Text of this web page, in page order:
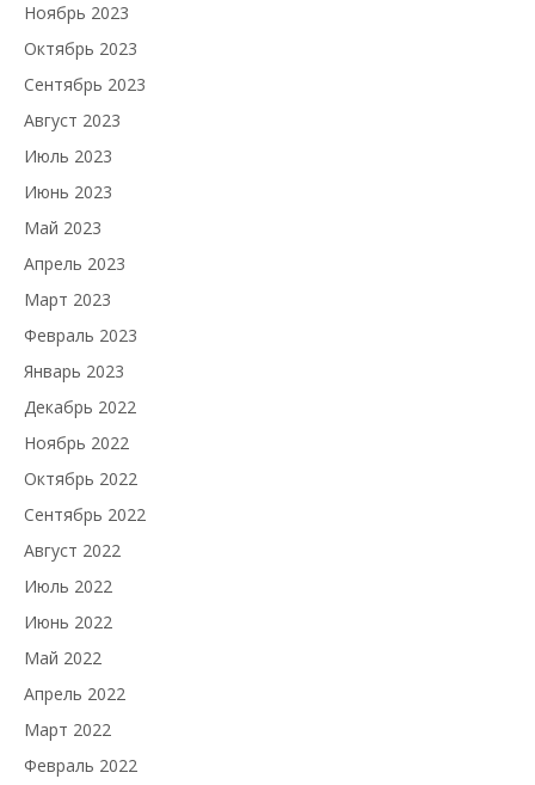
Ноябрь 2023
Октябрь 2023
Сентябрь 2023
Август 2023
Июль 2023
Июнь 2023
Май 2023
Апрель 2023
Март 2023
Февраль 2023
Январь 2023
Декабрь 2022
Ноябрь 2022
Октябрь 2022
Сентябрь 2022
Август 2022
Июль 2022
Июнь 2022
Май 2022
Апрель 2022
Март 2022
Февраль 2022